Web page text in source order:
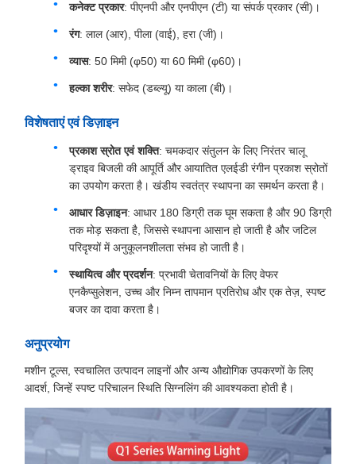
कनेक्ट प्रकार: पीएनपी और एनपीएन (टी) या संपर्क प्रकार (सी)।
रंग: लाल (आर), पीला (वाई), हरा (जी)।
व्यास: 50 मिमी (φ50) या 60 मिमी (φ60)।
हल्का शरीर: सफेद (डब्ल्यू) या काला (बी)।
विशेषताएं एवं डिज़ाइन
प्रकाश स्रोत एवं शक्ति: चमकदार संतुलन के लिए निरंतर चालू
ड्राइव बिजली की आपूर्ति और आयातित एलईडी रंगीन प्रकाश स्रोतों
का उपयोग करता है। खंडीय स्वतंत्र स्थापना का समर्थन करता है।
आधार डिज़ाइन: आधार 180 डिग्री तक घूम सकता है और 90 डिग्री
तक मोड़ सकता है, जिससे स्थापना आसान हो जाती है और जटिल
परिदृश्यों में अनुकूलनशीलता संभव हो जाती है।
स्थायित्व और प्रदर्शन: प्रभावी चेतावनियों के लिए वेफर
एनकैप्सुलेशन, उच्च और निम्न तापमान प्रतिरोध और एक तेज़, स्पष्ट
बजर का दावा करता है।
अनुप्रयोग
मशीन टूल्स, स्वचालित उत्पादन लाइनों और अन्य औद्योगिक उपकरणों के लिए
आदर्श, जिन्हें स्पष्ट परिचालन स्थिति सिग्नलिंग की आवश्यकता होती है।